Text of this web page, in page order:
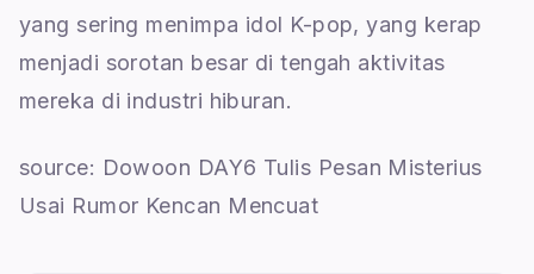
yang sering menimpa idol K-pop, yang kerap
menjadi sorotan besar di tengah aktivitas
mereka di industri hiburan.
source: Dowoon DAY6 Tulis Pesan Misterius
Usai Rumor Kencan Mencuat